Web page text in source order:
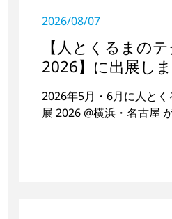
2026/08/07
【人とくるまの
2026】に出展し
2026年5月・6月に人と
展 2026 @横浜・名古屋